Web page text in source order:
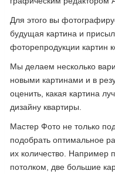
Для этого вы
будущая картина и
фоторепродукции картин
Мы делаем несколько
новыми картинами и в
оценить, какая картина
дизайну квартиры.
Мастер Фото не только
подобрать оптимальное
их количество. Например
потолком, две большие